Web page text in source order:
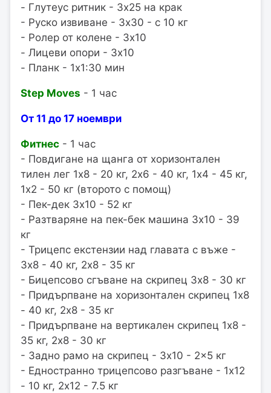
- Глутеус ритник - 3x25 на крак
- Руско извиване - 3x30 - с 10 кг
- Ролер от колене - 3x10
- Лицеви опори - 3x10
- Планк - 1x1:30 мин
Step Moves - 1 час
От 11 до 17 ноември
Фитнес - 1 час
- Повдигане на щанга от хоризонтален
тилен лег 1x8 - 20 кг, 2x6 - 40 кг, 1x4 - 45 кг,
1x2 - 50 кг (второто с помощ)
- Пек-дек 3x10 - 52 кг
- Разтваряне на пек-бек машина 3x10 - 39
кг
- Трицепс екстензии над главата с въже -
3x8 - 40 кг, 2x8 - 35 кг
- Бицепсово сгъване на скрипец 3x8 - 30 кг
- Придърпване на хоризонтален скрипец 1x8
- 40 кг, 2x8 - 35 кг
- Придърпване на вертикален скрипец 1x8 -
35 кг, 2x8 - 30 кг
- Задно рамо на скрипец - 3x10 - 2x5 кг
- Едностранно трицепсово разгъване - 1x12
- 10 кг, 2x12 - 7.5 кг